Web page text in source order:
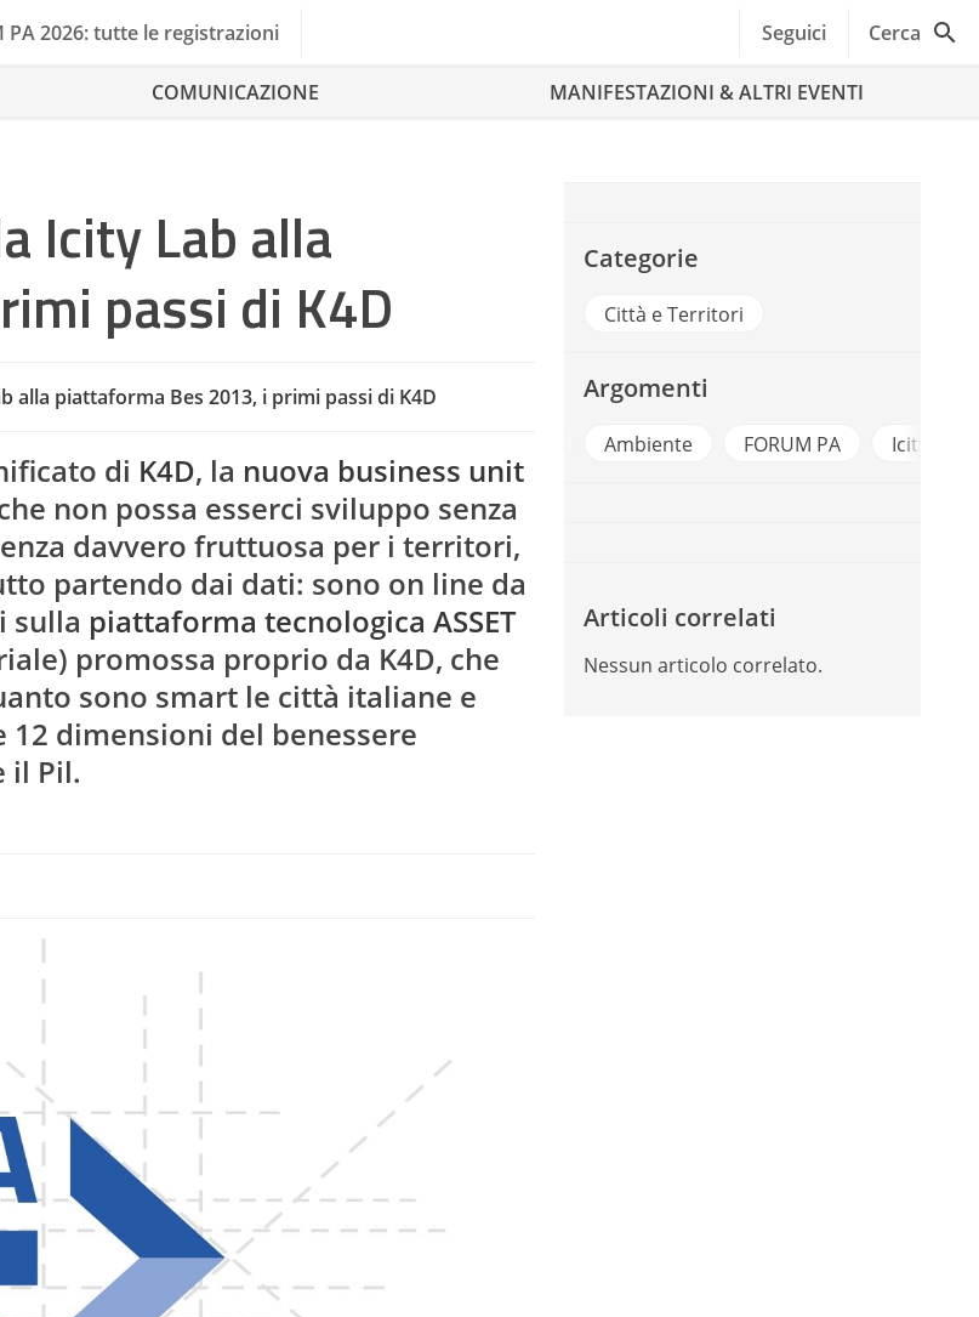
PA 2026: tutte le registrazioni Seguici Cerca
COMUNICAZIONE MANIFESTAZIONI & ALTRI EVENTI
Icity Lab alla
passi di K4D
alla piattaforma Bes 2013, i primi passi di K4D
di K4D, la nuova business unit
non possa esserci sviluppo senza
davvero fruttuosa per i territori,
partendo dai dati: sono on line da
sulla piattaforma tecnologica ASSET
promossa proprio da K4D, che
sono smart le città italiane e
dimensioni del benessere
il Pil.
Categorie
Città e Territori
Argomenti
Ambiente FORUM PA Icity Lab
Articoli correlati
Nessun articolo correlato.